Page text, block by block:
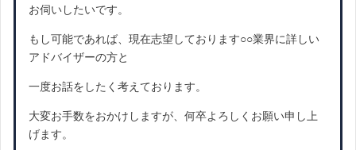
お伺いしたいです。
もし可能であれば、現在志望しております○○業界に詳しい
アドバイザーの方と
一度お話をしたく考えております。
大変お手数をおかけしますが、何卒よろしくお願い申し上
げます。